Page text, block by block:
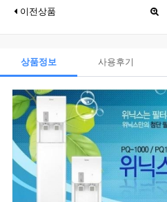
이전상품
상품정보 사용후기